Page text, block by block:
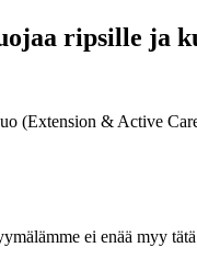
ripsille ja
(Extension & Active
ei enää myy